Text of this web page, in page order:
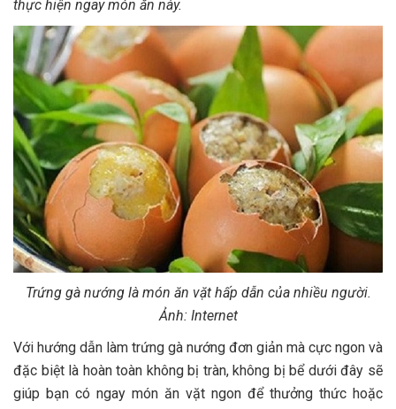
thực hiện ngay món ăn này.
Trứng gà nướng là món ăn vặt hấp dẫn của nhiều người.
Ảnh: Internet
Với hướng dẫn làm trứng gà nướng đơn giản mà cực ngon và
đặc biệt là hoàn toàn không bị tràn, không bị bể dưới đây sẽ
giúp bạn có ngay món ăn vặt ngon để thưởng thức hoặc